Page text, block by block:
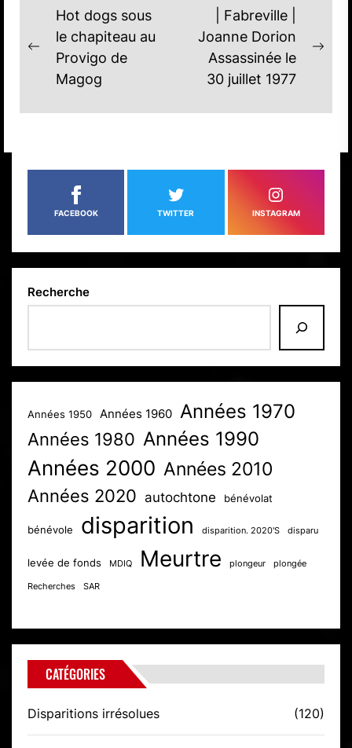
NAVIGATION
DE
L'ARTICLE
Previous
post:
Hot dogs sous
le chapiteau au
Provigo de
Magog
| Fabreville |
Joanne Dorion
Assassinée le
30 juillet 1977
FACEBOOK TWITTER INSTAGRAM
Recherche
Années 1950 Années 1960 Années 1970
Années 1980 Années 1990
Années 2000 Années 2010
Années 2020 autochtone bénévolat
bénévole disparition disparition. 2020'S disparu
levée de fonds MDIQ Meurtre plongeur plongée
Recherches SAR
CATÉGORIES
Disparitions irrésolues (120)